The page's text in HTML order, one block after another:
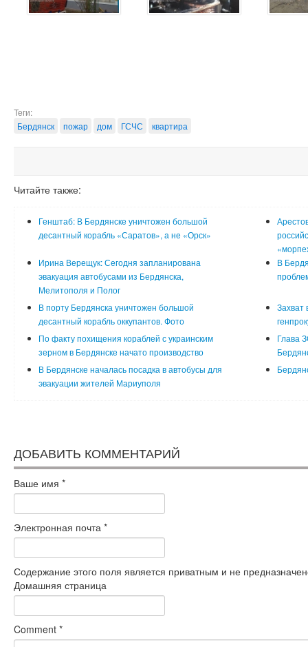
Теги:
Бердянск
пожар дом ГСЧС квартира
Читайте также:
Генштаб: В Бердянске уничтожен большой
десантный корабль «Саратов», а не «Орск»
Ирина Верещук: Сегодня запланирована
эвакуация автобусами из Бердянска,
Мелитополя и Полог
В
В порту Бердянска уничтожен большой
десантный корабль оккупантов. Фото
Захват
По факту похищения кораблей с украинским
зерном в Бердянске начато производство
Глава
В Бердянске началась посадка в автобусы для
эвакуации жителей Мариуполя
ДОБАВИТЬ КОММЕНТАРИЙ
Ваше имя *
Электронная почта *
Содержание этого поля является приватным и не
Домашняя страница
Comment *